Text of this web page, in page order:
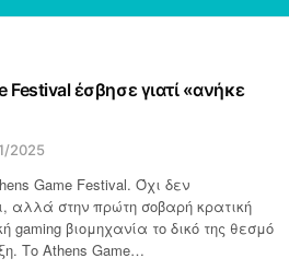
έσβησε γιατί «ανήκε
2025
Game Festival. Όχι δεν
στην πρώτη σοβαρή κρατική
βιομηχανία το δικό της θεσμό
Το Athens Game…